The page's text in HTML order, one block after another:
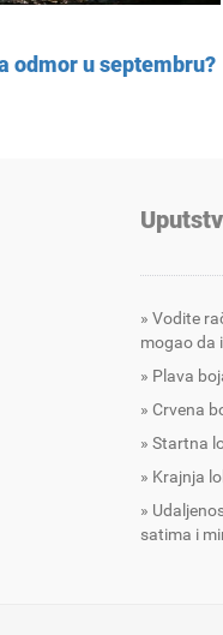
odmor u septembru?
Vodite
mogao da
Plava
Crvena
Startna
Krajnja
satima i